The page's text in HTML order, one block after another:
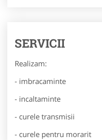
SERVICII
Realizam:
- imbracaminte
- incaltaminte
- curele transmisii
- curele pentru morarit